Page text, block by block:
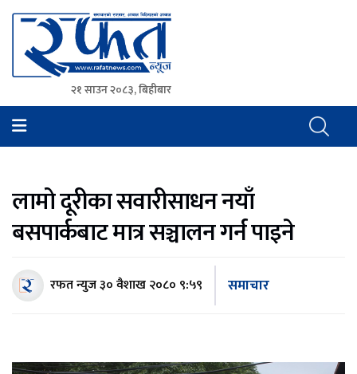
Rafat News
समाचारको रफ्तार, आवाज बिहिनहरुको आवाज
२१ साउन २०८३, बिहीबार
लामो दूरीका सवारीसाधन नयाँ
बसपार्कबाट मात्र सञ्चालन गर्न पाइने
रफत न्युज३० वैशाख २०८० ९:५९ समाचार